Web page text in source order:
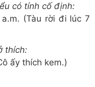
có tính cố định:
(Tàu rời đi lúc 7
thích:
ấy thích kem.)